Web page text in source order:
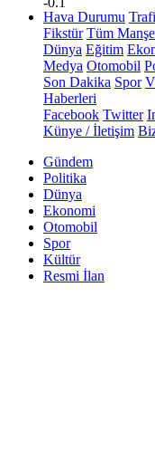
Hava Durumu
Fikstür Tüm
Dünya Eğitim
Medya Otomobil
Son Dakika Spor
Haberleri
Facebook Twitter
Künye / İletişim
Gündem
Politika
Dünya
Ekonomi
Otomobil
Spor
Kültür
Resmi İlan